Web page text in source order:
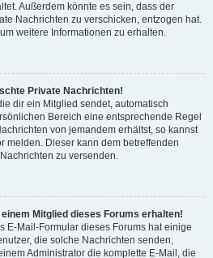
Außerdem könnte es sein, dass der
Nachrichten zu verschicken, entzogen hat.
weitere Informationen zu erhalten.
Private Nachrichten!
dir ein Mitglied sendet, automatisch
Bereich eine entsprechende Regel
von jemandem erhältst, so kannst
melden. Dieser kann dem betreffenden
zu versenden.
einem Mitglied dieses Forums erhalten!
E-Mail-Formular dieses Forums hat einige
die solche Nachrichten senden,
Administrator die komplette E-Mail, die